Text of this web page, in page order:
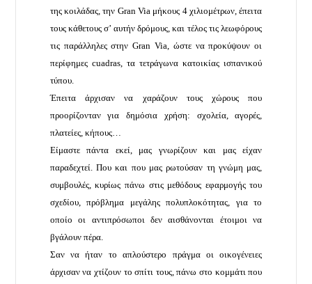
της κοιλάδας, την Gran Via μήκους 4 χιλιομέτρων, έπειτα
τους κάθετους σ’ αυτήν δρόμους, και τέλος τις λεωφόρους
τις παράλληλες στην Gran Via, ώστε να προκύψουν οι
περίφημες cuadras, τα τετράγωνα κατοικίας ισπανικού
τύπου.
Έπειτα άρχισαν να χαράζουν τους χώρους που
προορίζονταν για δημόσια χρήση: σχολεία, αγορές,
πλατείες, κήπους…
Είμαστε πάντα εκεί, μας γνωρίζουν και μας είχαν
παραδεχτεί. Που και που μας ρωτούσαν τη γνώμη μας,
συμβουλές, κυρίως πάνω στις μεθόδους εφαρμογής του
σχεδίου, πρόβλημα μεγάλης πολυπλοκότητας, για το
οποίο οι αντιπρόσωποι δεν αισθάνονται έτοιμοι να
βγάλουν πέρα.
Σαν να ήταν το απλούστερο πράγμα οι οικογένειες
άρχισαν να χτίζουν το σπίτι τους, πάνω στο κομμάτι που